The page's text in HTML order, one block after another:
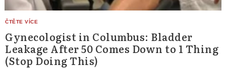
Gynecologist in Columbus: Bladder
Leakage After 50 Comes Down to 1 Thing
(Stop Doing This)